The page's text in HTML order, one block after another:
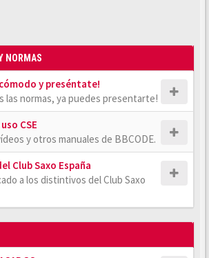
NORMAS
y preséntate!
las normas, ya puedes presentarte!
CSE
y otros manuales de BBCODE.
Club Saxo España
a los distintivos del Club Saxo